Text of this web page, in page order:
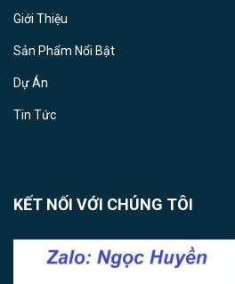
Giới Thiệu
Sản Phẩm Nổi Bật
Dự Án
Tin Tức
KẾT NỐI VỚI CHÚNG TÔI